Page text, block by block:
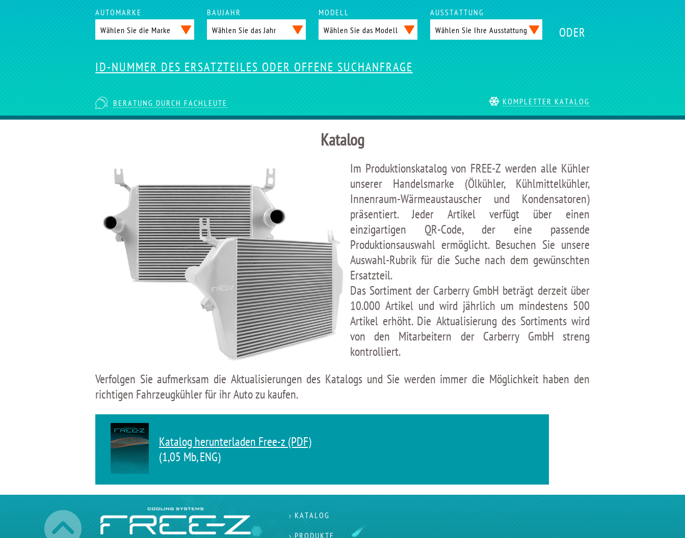
AUTOMARKE BAUJAHR MODELL AUSSTATTUNG
ODER
ID-NUMMER DES ERSATZTEILES ODER OFFENE SUCHANFRAGE
BERATUNG DURCH FACHLEUTE KOMPLETTER KATALOG
Katalog
Im Produktionskatalog von FREE-Z werden alle Kühler
unserer Handelsmarke (Ölkühler, Kühlmittelkühler,
Innenraum-Wärmeaustauscher und Kondensatoren)
präsentiert. Jeder Artikel verfügt über einen
einzigartigen QR-Code, der eine passende
Produktionsauswahl ermöglicht. Besuchen Sie unsere
Auswahl-Rubrik für die Suche nach dem gewünschten
Ersatzteil.
Das Sortiment der Carberry GmbH beträgt derzeit über
10.000 Artikel und wird jährlich um mindestens 500
Artikel erhöht. Die Aktualisierung des Sortiments wird
von den Mitarbeitern der Carberry GmbH streng
kontrolliert.
Verfolgen Sie aufmerksam die Aktualisierungen des Katalogs und Sie werden immer die Möglichkeit haben den
richtigen Fahrzeugkühler für ihr Auto zu kaufen.
Katalog herunterladen Free-z (PDF)
(1,05 Мb, ENG)
KATALOG
PRODUKTE